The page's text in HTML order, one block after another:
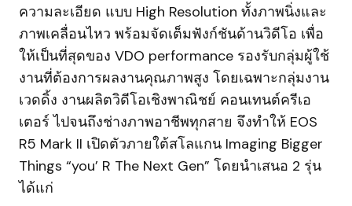
ความละเอียด แบบ High Resolution ทั้งภาพนิ่งและ
ภาพเคลื่อนไหว พร้อมจัดเต็มฟังก์ชันด้านวิดีโอ เพื่อ
ให้เป็นที่สุดของ VDO performance รองรับกลุ่มผู้ใช้
งานที่ต้องการผลงานคุณภาพสูง โดยเฉพาะกลุ่มงาน
เวดดิ้ง งานผลิตวิดีโอเชิงพาณิชย์ คอนเทนต์ครีเอ
เตอร์ ไปจนถึงช่างภาพอาชีพทุกสาย จึงทำให้ EOS
R5 Mark II เปิดตัวภายใต้สโลแกน Imaging Bigger
Things “you’ R The Next Gen” โดยนำเสนอ 2 รุ่น
ได้แก่